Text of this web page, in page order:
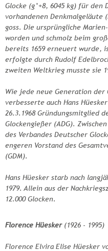
Glocke (g°+8, 6045 kg) für den
vorhandenen Denkmalgeläute
goss. Die ursprüngliche
worden und schmolz beim
bereits 1659 erneuert wurde,
erfolgte durch Rudolf
zweiten Weltkrieg musste sie
Wie jede neue Generation der
verbesserte auch Hans
26.3.1968 Gründungsmitglied
Glockengießer (ADG).
des Verbandes Deutscher
engeren Vorstand des
(GDM).
Hans Hüesker starb nach
1979. Allein aus der
12.000 Glocken.
Florence Hüesker(1926 - 1995)
Florence Elvira Elise Hüesker